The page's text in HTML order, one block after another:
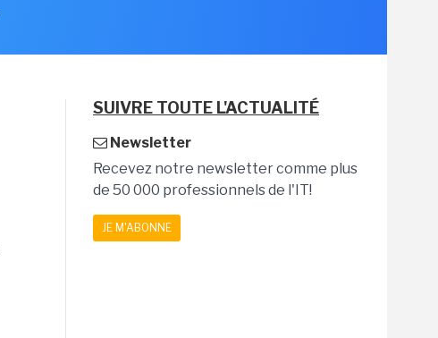
SUIVRE TOUTE L'ACTUALITÉ
Newsletter
Recevez notre newsletter comme plus
de 50 000 professionnels de l'IT!
JE M'ABONNE